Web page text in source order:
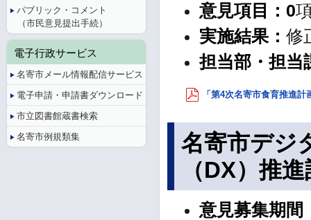
意見項目
： 0
実施結果： 修
担当部・担当
「第4次名寄市食育推進
名寄市デジ
（DX）推
意見募集期間
パブリック・コメント
（市民意見提出手続）
電子行政サービス
名寄市メール情報配信サービス
電子申請・申請書ダウンロード
市立図書館蔵書検索
名寄市例規類集